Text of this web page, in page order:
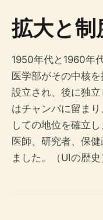
拡大と制
1950年代と1960年
医学部がその中核
設立され、後に独
はチャンバに留ま
しての地位を確立
医師、研究者、保
ました。（UIの歴史